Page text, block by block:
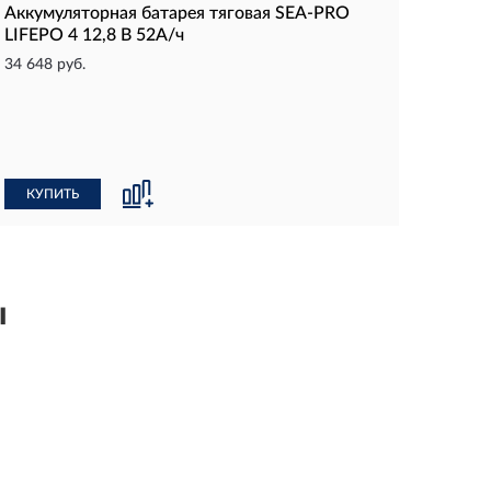
Аккумуляторная батарея тяговая SEA-PRO
LIFEPO 4 12,8 В 52А/ч
34 648 руб.
КУПИТЬ